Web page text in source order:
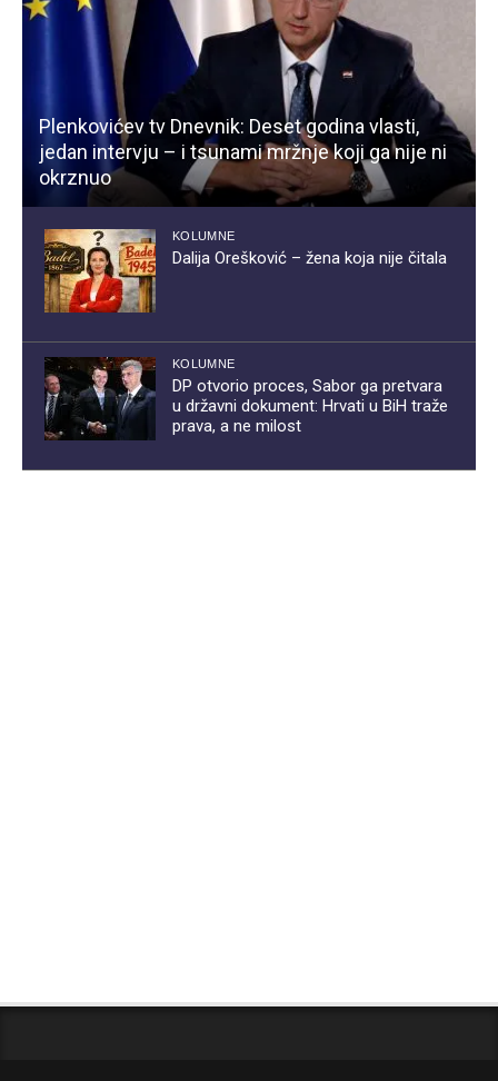
Plenkovićev tv Dnevnik: Deset godina vlasti,
jedan intervju – i tsunami mržnje koji ga nije ni
okrznuo
KOLUMNE
Dalija Orešković – žena koja nije čitala
KOLUMNE
DP otvorio proces, Sabor ga pretvara
u državni dokument: Hrvati u BiH traže
prava, a ne milost